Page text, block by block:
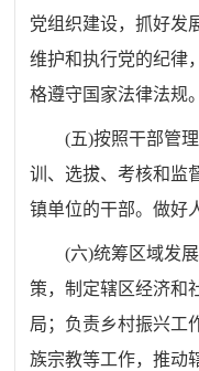
党组织建设，抓好发
维护和执行党的纪律
格遵守国家法律法规。
(五)按照干部管
训、选拔、考核和监
镇单位的干部。做好
(六)统筹区域发
策，制定辖区经济和
局 ； 负责乡村振兴工
族宗教等工作，推动